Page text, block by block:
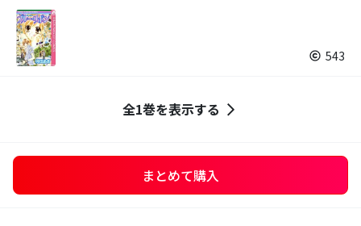
543
全1巻を表示する
まとめて購入